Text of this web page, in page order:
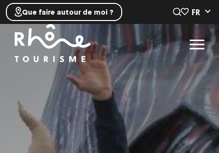
Que faire autour de moi ? FR